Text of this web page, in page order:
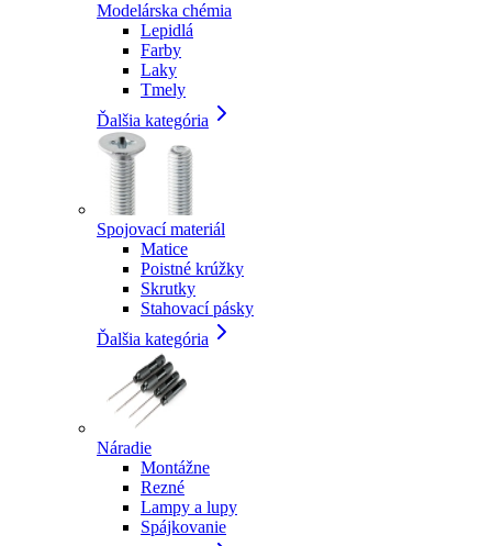
Modelárska chémia
Lepidlá
Farby
Laky
Tmely
Ďalšia kategória
Spojovací materiál
Matice
Poistné krúžky
Skrutky
Stahovací pásky
Ďalšia kategória
Náradie
Montážne
Rezné
Lampy a lupy
Spájkovanie